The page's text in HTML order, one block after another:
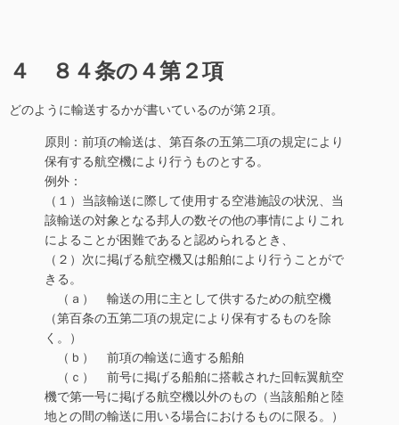
４ ８４条の４第２項
どのように輸送するかが書いているのが第２項。
原則：前項の輸送は、第百条の五第二項の規定により
保有する航空機により行うものとする。
例外：
（１）当該輸送に際して使用する空港施設の状況、当
該輸送の対象となる邦人の数その他の事情によりこれ
によることが困難であると認められるとき、
（２）次に掲げる航空機又は船舶により行うことがで
きる。
（ａ） 輸送の用に主として供するための航空機
（第百条の五第二項の規定により保有するものを除
く。）
（ｂ） 前項の輸送に適する船舶
（ｃ） 前号に掲げる船舶に搭載された回転翼航空
機で第一号に掲げる航空機以外のもの（当該船舶と陸
地との間の輸送に用いる場合におけるものに限る。）